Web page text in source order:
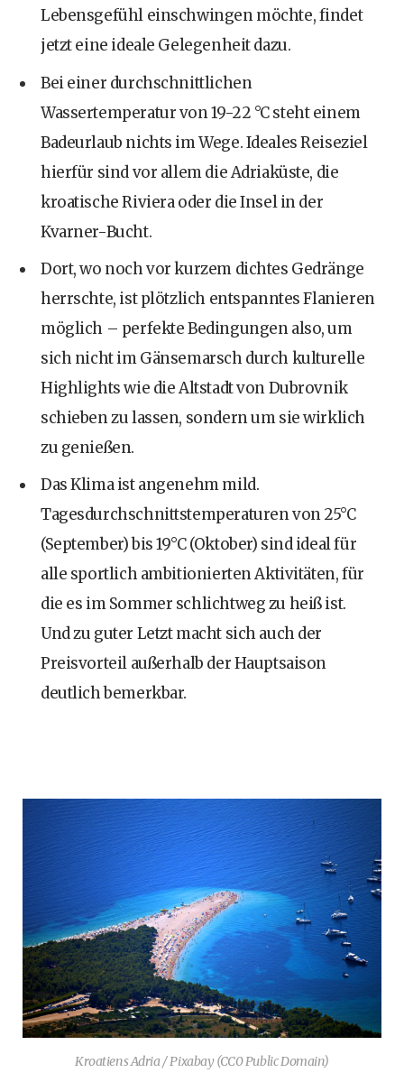
Lebensgefühl einschwingen möchte, findet
jetzt eine ideale Gelegenheit dazu.
Bei einer durchschnittlichen
Wassertemperatur von 19-22 °C steht einem
Badeurlaub nichts im Wege. Ideales Reiseziel
hierfür sind vor allem die Adriaküste, die
kroatische Riviera oder die Insel in der
Kvarner-Bucht.
Dort, wo noch vor kurzem dichtes Gedränge
herrschte, ist plötzlich entspanntes Flanieren
möglich – perfekte Bedingungen also, um
sich nicht im Gänsemarsch durch kulturelle
Highlights wie die Altstadt von Dubrovnik
schieben zu lassen, sondern um sie wirklich
zu genießen.
Das Klima ist angenehm mild.
Tagesdurchschnittstemperaturen von 25°C
(September) bis 19°C (Oktober) sind ideal für
alle sportlich ambitionierten Aktivitäten, für
die es im Sommer schlichtweg zu heiß ist.
Und zu guter Letzt macht sich auch der
Preisvorteil außerhalb der Hauptsaison
deutlich bemerkbar.
Kroatiens Adria / Pixabay (CC0 Public Domain)